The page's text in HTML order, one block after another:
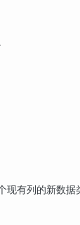
有列的新数据